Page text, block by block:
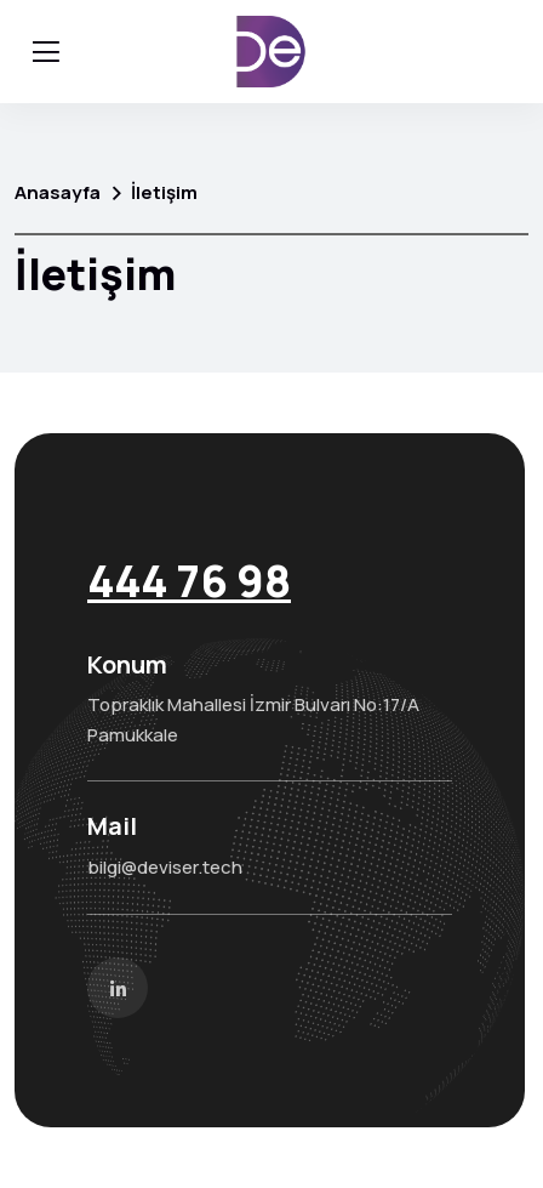
Anasayfa İletişim
İletişim
444 76 98
Konum
Topraklık Mahallesi İzmir Bulvarı No:17/A
Pamukkale
Mail
bilgi@deviser.tech